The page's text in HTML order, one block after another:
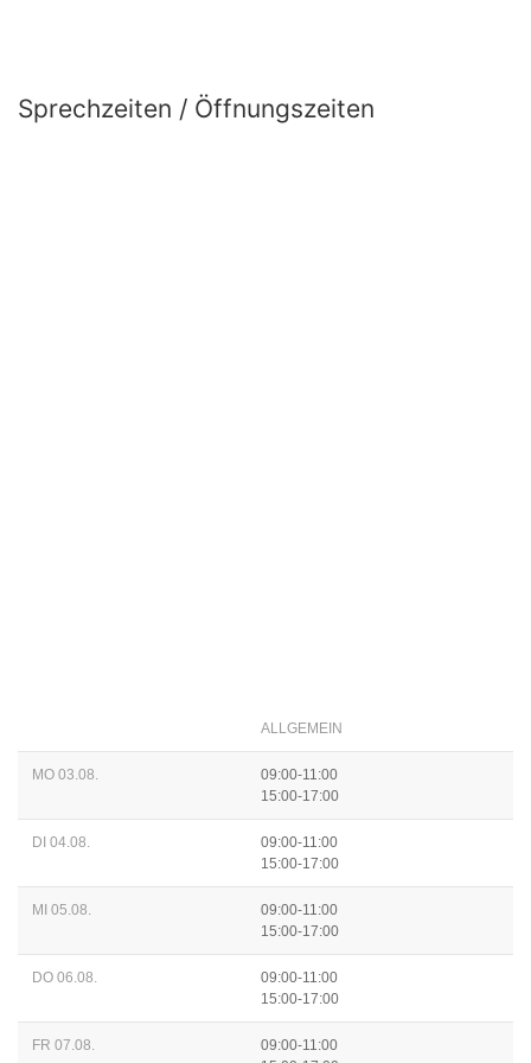
Sprechzeiten / Öffnungszeiten
ALLGEMEIN
MO 03.08.
09:00-11:00
15:00-17:00
DI 04.08.
09:00-11:00
15:00-17:00
MI 05.08.
09:00-11:00
15:00-17:00
DO 06.08.
09:00-11:00
15:00-17:00
FR 07.08.
09:00-11:00